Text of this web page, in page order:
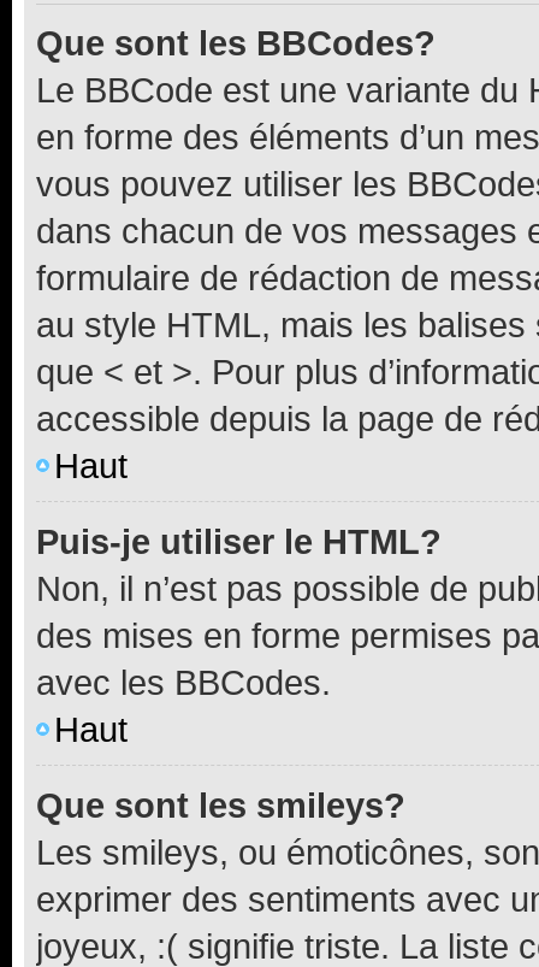
Que sont les BBCodes?
Le BBCode est une variante du
en forme des éléments d’un
vous pouvez utiliser les
dans chacun de vos messages
formulaire de rédaction de
au style HTML, mais les
que < et >. Pour plus
accessible depuis la page de
Haut
Puis-je utiliser le HTML?
Non, il n’est pas possible de
des mises en forme permises
avec les BBCodes.
Haut
Que sont les smileys?
Les smileys, ou émoticônes,
exprimer des sentiments avec
joyeux, :( signifie triste. La liste